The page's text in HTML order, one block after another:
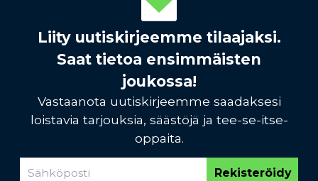
Liity uutiskirjeemme tilaajaksi.
Saat tietoa ensimmäisten
joukossa!
Vastaanota uutiskirjeemme saadaksesi
loistavia tarjouksia, säästöjä ja tee-se-itse-
oppaita.
Rekisteröidy